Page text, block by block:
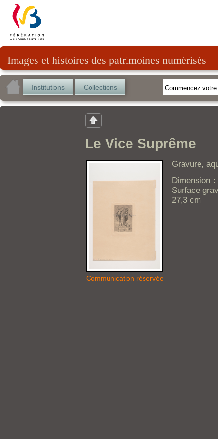
Images et histoires des patrimoines numérisés
Institutions Collections
Le Vice Suprême
Communication réservée
Gravure,
Dimension
Surface
27,3 cm